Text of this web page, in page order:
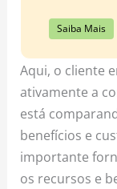
Saiba Mais
Aqui, o cliente
ativamente a
está
benefícios e
importante
os recursos e